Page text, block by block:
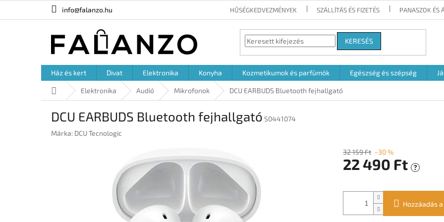
info@falanzo.hu HŰSÉGKEDVEZMÉNYEK SZÁLLÍTÁS ÉS FIZETÉS PANASZOK ÉS
KERESÉS
Ház és kert Divat Elektronika Konyha Kozmetikumok és parfümök Egészség és szépség
KezdőlapElektronika Audió Mikrofonok DCU EARBUDS Bluetooth fejhallgató
DCU EARBUDS Bluetooth fejhallgató S0441074
Márka: DCU Tecnologic
32 159 Ft –30 %
22 490 Ft ?
Hozzáadás